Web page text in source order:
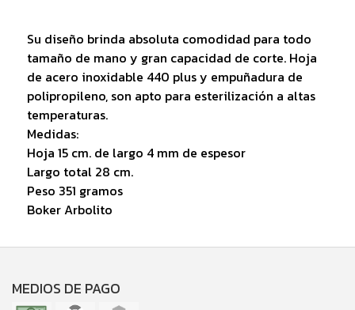
Su diseño brinda absoluta comodidad para todo
tamaño de mano y gran capacidad de corte. Hoja
de acero inoxidable 440 plus y empuñadura de
polipropileno, son apto para esterilización a altas
temperaturas.
Medidas:
Hoja 15 cm. de largo 4 mm de espesor
Largo total 28 cm.
Peso 351 gramos
Boker Arbolito
MEDIOS DE PAGO